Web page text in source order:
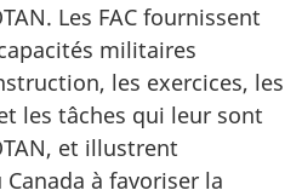
Les FAC fournissent
militaires
les exercices, les
les tâches qui leur sont
et illustrent
à favoriser la